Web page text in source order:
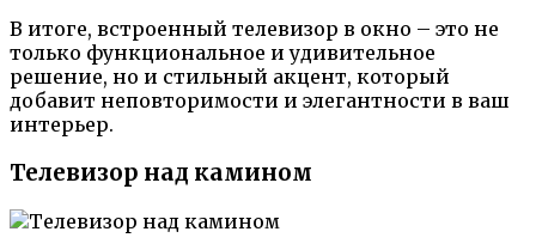
В итоге, встроенный телевизор в окно – это не
только функциональное и удивительное
решение, но и стильный акцент, который
добавит неповторимости и элегантности в ваш
интерьер.
Телевизор над камином